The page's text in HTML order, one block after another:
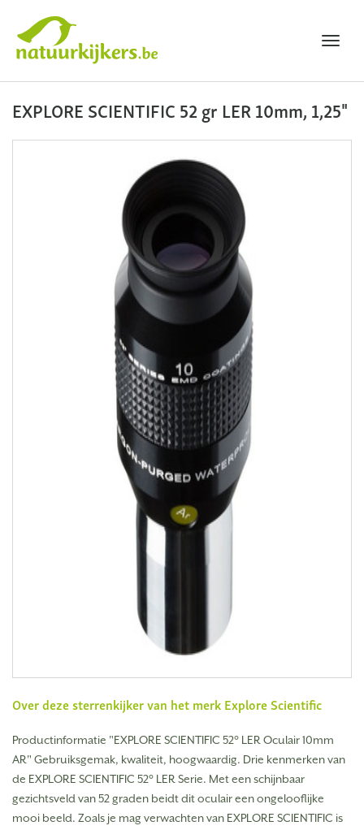
Natuurkijkers
EXPLORE SCIENTIFIC 52 gr LER 10mm, 1,25"
Over deze sterrenkijker van het merkExplore Scientific
Productinformatie "EXPLORE SCIENTIFIC 52° LER Oculair 10mm
AR" Gebruiksgemak, kwaliteit, hoogwaardig. Drie kenmerken van
de EXPLORE SCIENTIFIC 52° LER Serie. Met een schijnbaar
gezichtsveld van 52 graden beidt dit oculair een ongelooflijke
mooi beeld. Zoals je mag verwachten van EXPLORE SCIENTIFIC is